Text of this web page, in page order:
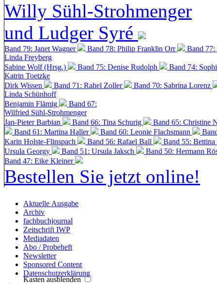
Willy Sühl-Strohmenger
und Ludger Syré
Band 79: Janet Wagner Band 78: Philip Franklin Orr
Band
Linda Freyberg
Sabine Wolf (Hrsg.)
Band 75: Denise Rudolph
Band 74:
Katrin Toetzke
Dirk Wissen
Band 71: Rahel Zoller
Band 70: Sabrina Lorenz
Linda Schünhoff
Benjamin Flämig
Band 67:
Wilfried Sühl-Strohmenger
Jan-Pieter Barbian
Band 66: Tina Schurig
Band 65: Christine
Band 61: Martina Haller
Band 60: Leonie Flachsmann
Karin Holste-Flinspach
Band 56: Rafael Ball
Band 55:
Ursula Georgy
Band 51: Ursula Jaksch Band 50: Hermann
Band 47: Eike Kleiner
Bestellen Sie jetzt online!
Aktuelle Ausgabe
Archiv
fachbuchjournal
Zeitschrift IWP
Mediadaten
Abo / Probeheft
Newsletter
Sponsored Content
Datenschutzerklärung
Kasten ausblenden